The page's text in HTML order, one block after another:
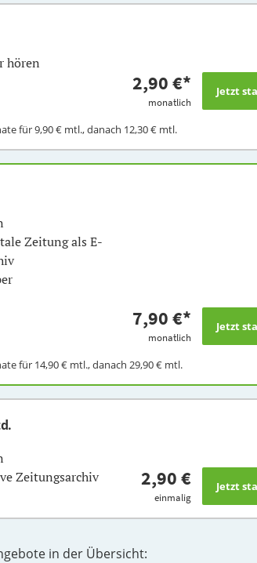
hören
2,90 €*
monatlich
für9,90 €mtl., danach 12,30 €mtl.
Zeitung als E-
7,90 €*
monatlich
für 14,90 €mtl., danach 29,90 €mtl.
Zeitungsarchiv
2,90 €
einmalig
in der Übersicht: